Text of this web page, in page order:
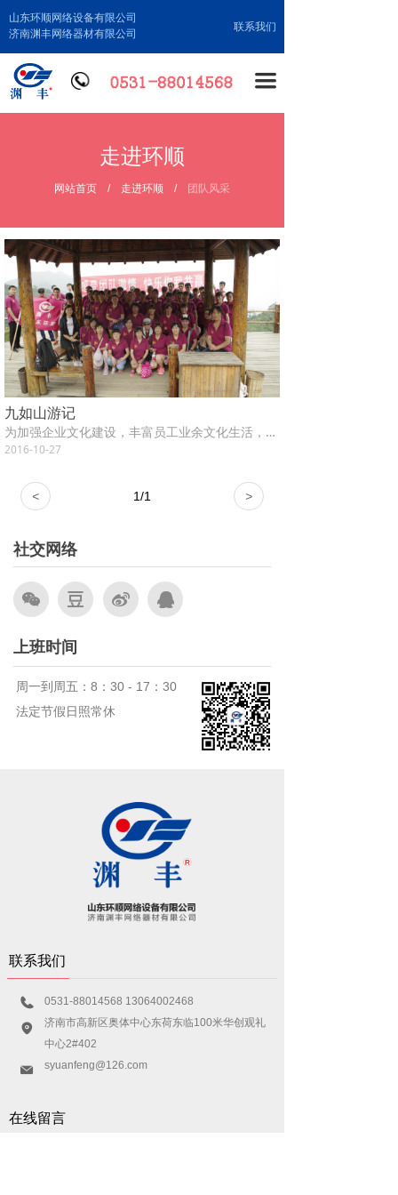
山东环顺网络设备有限公司
济南渊丰网络器材有限公司
联系我们
끀
走进环顺
网站首页 / 走进环顺 / 团队风采
九如山游记
为加强企业文化建设，丰富员工业余文化生活，让大家在紧张的工作之余放松心情、亲近自然，公司工会利用周末休息机会组织全体员工到济南九如山风景区开展登山观景活动。
2016-10-27
< >
1/1
社交网络
上班时间
周一到周五：8：30 - 17：30
法定节假日照常休
联系我们
0531-88014568 13064002468
济南市高新区奥体中心东荷东临100米华创观礼
中心2#402
syuanfeng@126.com
400xxx8888
中国北京市东城区某某
大厦8-88室
name@example.xxx
在线留言